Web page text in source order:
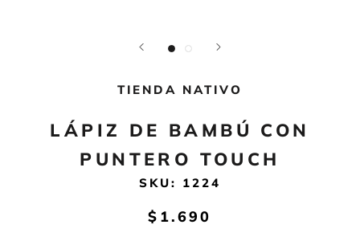
TIENDA NATIVO
LÁPIZ DE BAMBÚ CON
PUNTERO TOUCH
SKU: 1224
$1.690